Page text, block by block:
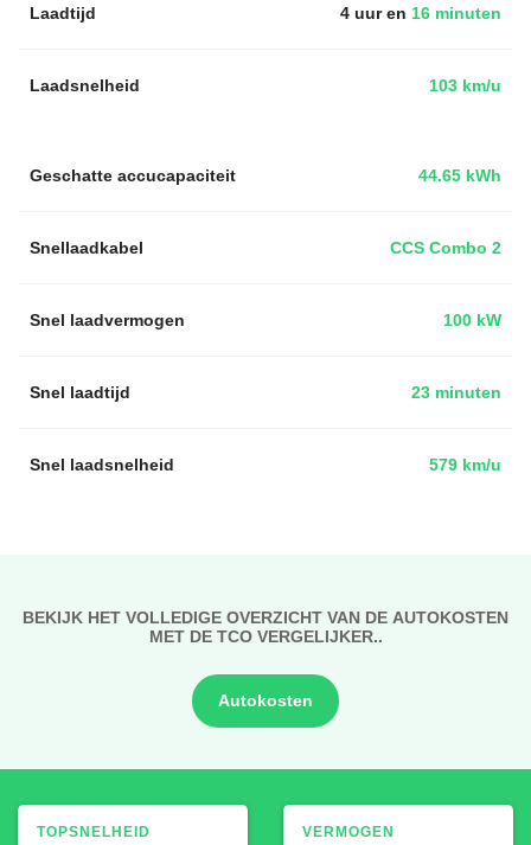
Laadtijd 4 uur en 16 minuten
Laadsnelheid 103 km/u
44.65 kWh
Geschatte accucapaciteit
Snellaadkabel CCS Combo 2
Snel laadvermogen 100 kW
Snel laadtijd 23 minuten
Snel laadsnelheid 579 km/u
BEKIJK HET VOLLEDIGE OVERZICHT VAN DE AUTOKOSTEN
MET DE TCO VERGELIJKER..
Autokosten
TOPSNELHEID VERMOGEN